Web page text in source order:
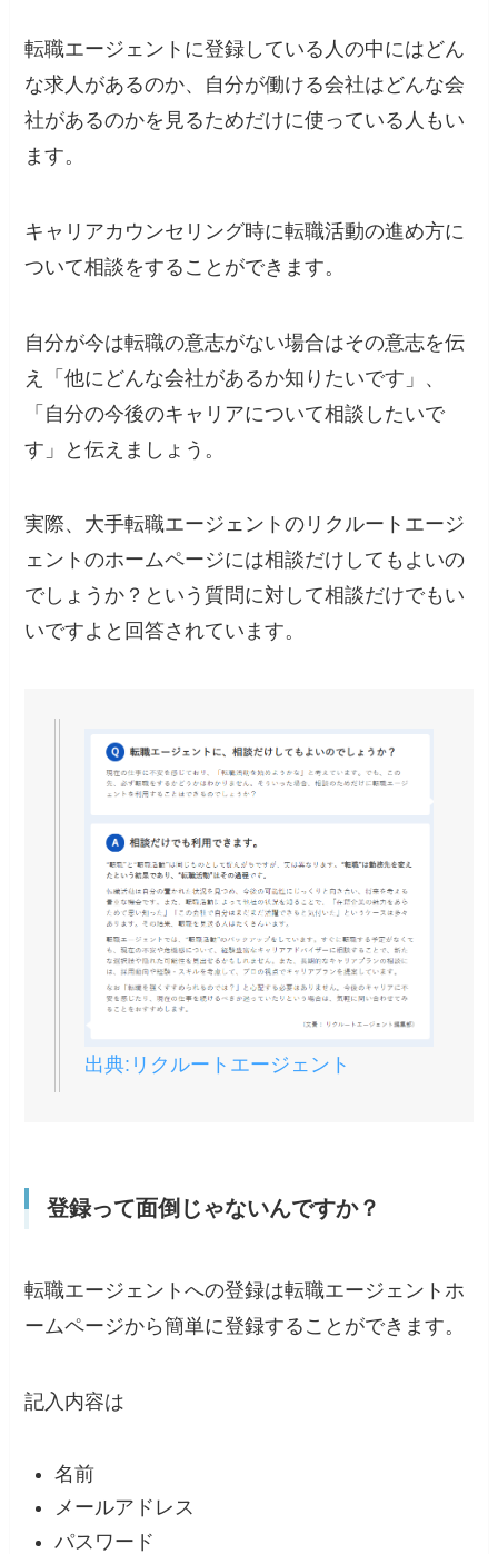
転職エージェントに登録している人の中にはどん
な求人があるのか、自分が働ける会社はどんな会
社があるのかを見るためだけに使っている人もい
ます。
キャリアカウンセリング時に転職活動の進め方に
ついて相談をすることができます。
自分が今は転職の意志がない場合はその意志を伝
え「他にどんな会社があるか知りたいです」、
「自分の今後のキャリアについて相談したいで
す」と伝えましょう。
実際、大手転職エージェントのリクルートエージ
ェントのホームページには相談だけしてもよいの
でしょうか？という質問に対して相談だけでもい
いですよと回答されています。
出典:リクルートエージェント
登録って面倒じゃないんですか？
転職エージェントへの登録は転職エージェントホ
ームページから簡単に登録することができます。
記入内容は
名前
メールアドレス
パスワード